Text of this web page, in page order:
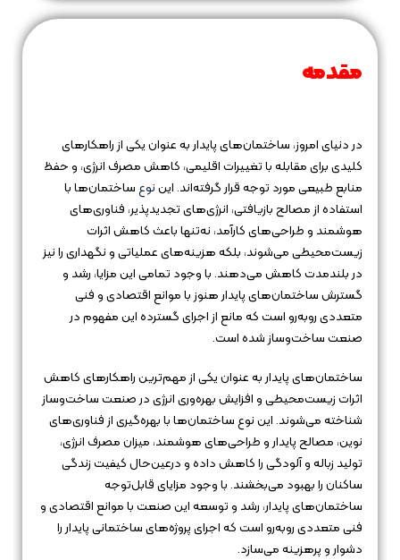
مقدمه
در دنیای امروز، ساختمان‌های پایدار به عنوان یکی از راهکارهای
کلیدی برای مقابله با تغییرات اقلیمی، کاهش مصرف انرژی، و حفظ
منابع طبیعی مورد توجه قرار گرفته‌اند. ایننوع ساختمان‌ها با
استفاده از مصالح بازیافتی، انرژی‌های تجدیدپذیر، فناوری‌های
هوشمند و طراحی‌های کارآمد، نه‌تنها باعث کاهش اثرات
زیست‌محیطی می‌شوند، بلکه هزینه‌های عملیاتی و نگهداری را نیز
در بلندمدت کاهش می‌دهند. با وجود تمامی این مزایا، رشد و
گسترش ساختمان‌های پایدار هنوز با موانع اقتصادی و فنی
متعددی روبه‌رو است که مانع از اجرای گسترده این مفهوم در
صنعت ساخت‌وساز شده است.
ساختمان‌های پایدار به عنوان یکی از مهم‌ترین راهکارهای کاهش
اثرات زیست‌محیطی و افزایش بهره‌وری انرژی در صنعت ساخت‌وساز
شناخته می‌شوند. این نوع ساختمان‌ها با بهره‌گیری از فناوری‌های
نوین، مصالح پایدار و طراحی‌های هوشمند، میزان مصرف انرژی،
تولید زباله و آلودگی را کاهش داده و درعین‌حال کیفیت زندگی
ساکنان را بهبود می‌بخشند. با وجود مزایای قابل‌توجه
ساختمان‌های پایدار، رشد و توسعه این صنعت با موانع اقتصادی و
فنی متعددی روبه‌رو است که اجرای پروژه‌های ساختمانی پایدار را
دشوار و پرهزینه می‌سازد.